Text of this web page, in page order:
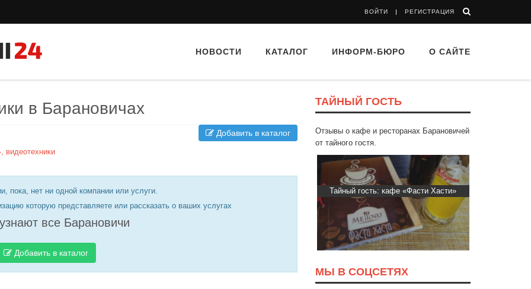
ВОЙТИ РЕГИСТРАЦИЯ
НОВОСТИ КАТАЛОГ ИНФОРМ-БЮРО О САЙТЕ
в Барановичах
Добавить в каталог
видеотехники
пока, нет ни одной компании или услуги.
которую представляете или рассказать о ваших услугах
все Барановичи
Добавить в каталог
ТАЙНЫЙ ГОСТЬ
Отзывы о кафе и ресторанах Барановичей
от тайного гостя.
Тайный гость: Кафе "Grand Buffet" Тайный гость: кафе «Фасти Хасти» Тайный гость: кафе «Автограф»
МЫ В СОЦСЕТЯХ